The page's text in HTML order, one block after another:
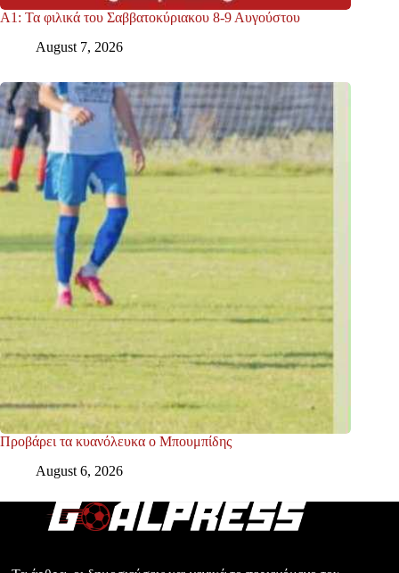
Α1: Τα φιλικά του Σαββατοκύριακου 8-9 Αυγούστου
August 7, 2026
Προβάρει τα κυανόλευκα ο Μπουμπίδης
August 6, 2026